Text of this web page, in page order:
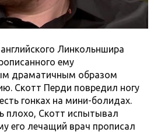
Линкольншира
ему
драматичным образом
Скотт Перди повредил ногу
гонках на мини-болидах.
плохо, Скотт испытывал
его лечащий врач прописал